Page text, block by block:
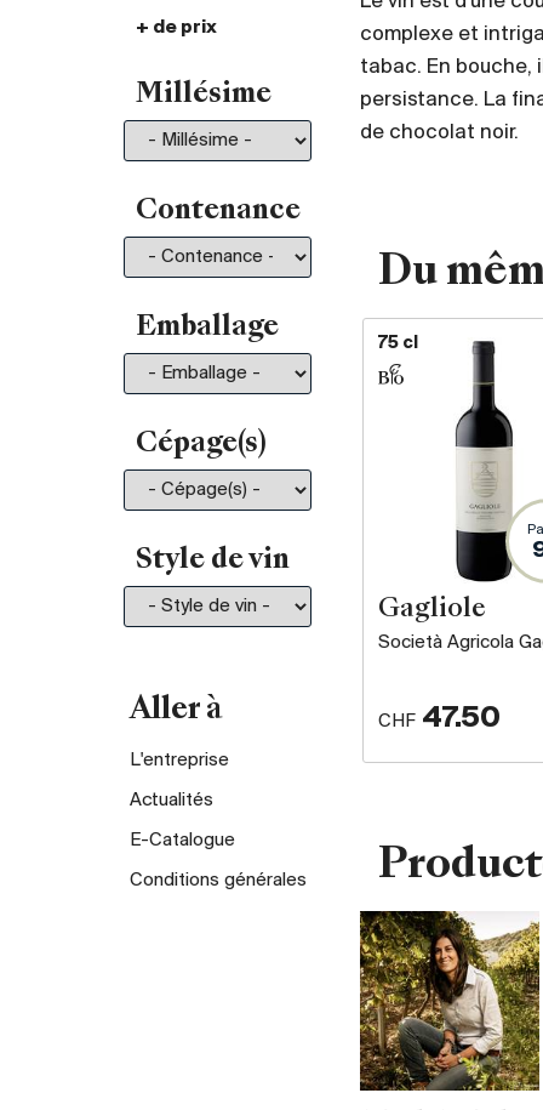
De 30.- à 35.-
De 50.- à 75.-
De 75.- à 100.-
130
De 150.- à 200.-
Plus de 200.-
210
+ de prix
Millésime
Contenance
Emballage
Cépage(s)
Style de vin
Aller à
L'entreprise
Actualités
E-Catalogue
Conditions générales
complexe et
tabac. En bouche,
persistance. La
de chocolat noir.
Du
75 cl
Gagliole
Società Agricola
CHF 47.50